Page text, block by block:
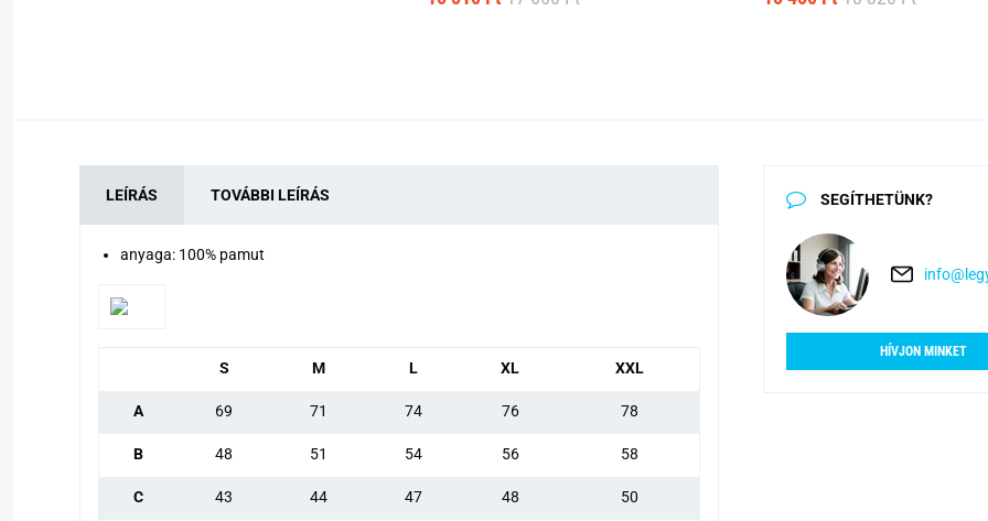
LEÍRÁS TOVÁBBI LEÍRÁS
anyaga: 100% pamut
S M L XL XXL
A 69 71 74 76 78
B 48 51 54 56 58
C 43 44 47 48 50
SEGÍTHETÜNK?
HÍVJON MINKET